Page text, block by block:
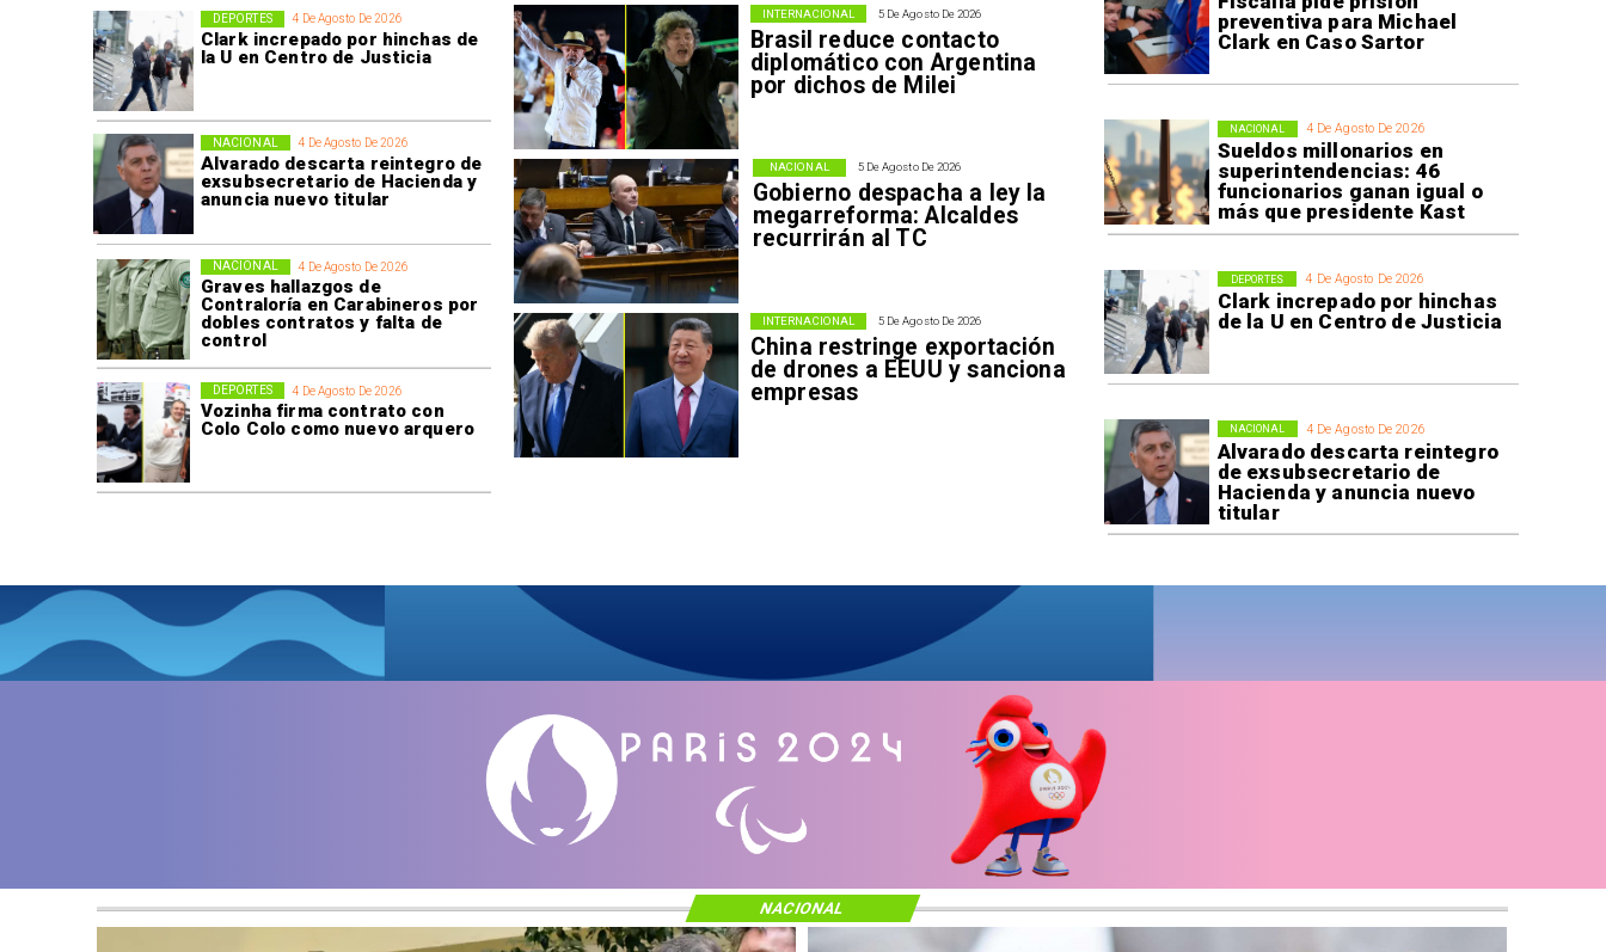
preventiva para Michael
Clark en Caso Sartor
4 De Agosto De 2026
Sueldos millonarios en
superintendencias: 46
funcionarios ganan igual o
más que presidente Kast
NACIONAL
4 De Agosto De 2026
Clark increpado por hinchas
de la U en Centro de Justicia
DEPORTES
4 De Agosto De 2026
Alvarado descarta reintegro
de exsubsecretario de
Hacienda y anuncia nuevo
titular
NACIONAL
4 De Agosto De 2026
Clark increpado por hinchas de
la U en Centro de Justicia
DEPORTES
4 De Agosto De 2026
Alvarado descarta reintegro de
exsubsecretario de Hacienda y
anuncia nuevo titular
NACIONAL
4 De Agosto De 2026
Graves hallazgos de
Contraloría en Carabineros por
dobles contratos y falta de
control
NACIONAL
4 De Agosto De 2026
Vozinha firma contrato con
Colo Colo como nuevo arquero
DEPORTES
5 De Agosto De 2026
Brasil reduce contacto
diplomático con Argentina
por dichos de Milei
INTERNACIONAL
5 De Agosto De 2026
Gobierno despacha a ley la
megarreforma: Alcaldes
recurrirán al TC
NACIONAL
5 De Agosto De 2026
China restringe exportación
de drones a EEUU y sanciona
empresas
INTERNACIONAL
NACIONAL